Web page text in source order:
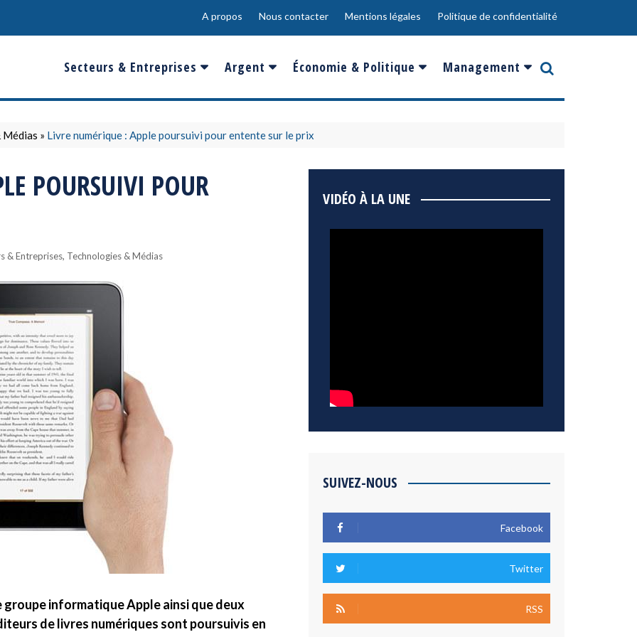
A propos Nous contacter Mentions légales Politique de confidentialité
Secteurs & Entreprises
Banques & Finances
Conso & Distrib
Environnement
Technologies & Médias
Argent
Salaire
Sport
Epargne & Placements
Économie & Politique
France
Europe
Management
Innovation
Médias » Livre numérique : Apple poursuivi pour entente sur le prix
POURSUIVI POUR
& Entreprises, Technologies & Médias
groupe informatique Apple ainsi que deux
de livres numériques sont poursuivis en
VIDÉO À LA UNE
SUIVEZ-NOUS
Facebook
Twitter
RSS